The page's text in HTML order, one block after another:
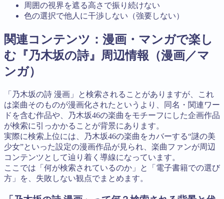
周囲の視界を遮る高さで振り続けない
色の選択で他人に干渉しない（強要しない）
関連コンテンツ：漫画・マンガで楽し
む『乃木坂の詩』周辺情報（漫画／マ
ンガ）
「乃木坂の詩 漫画」と検索されることがありますが、これ
は楽曲そのものが漫画化されたというより、同名・関連ワー
ドを含む作品や、乃木坂46の楽曲をモチーフにした企画作品
が検索に引っかかることが背景にあります。
実際に検索上位には、乃木坂46の楽曲をカバーする“謎の美
少女”といった設定の漫画作品が見られ、楽曲ファンが周辺
コンテンツとして辿り着く導線になっています。
ここでは「何が検索されているのか」と「電子書籍での選び
方」を、失敗しない観点でまとめます。